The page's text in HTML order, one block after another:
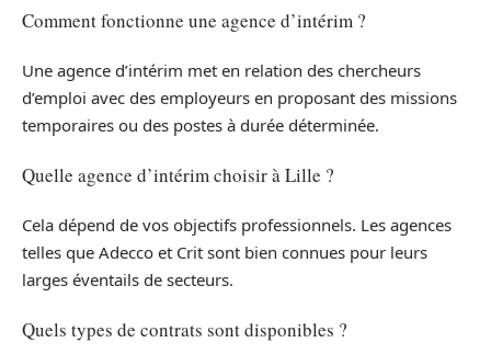
Comment fonctionne une agence d’intérim ?
Une agence d’intérim met en relation des chercheurs
d’emploi avec des employeurs en proposant des missions
temporaires ou des postes à durée déterminée.
Quelle agence d’intérim choisir à Lille ?
Cela dépend de vos objectifs professionnels. Les agences
telles que Adecco et Crit sont bien connues pour leurs
larges éventails de secteurs.
Quels types de contrats sont disponibles ?